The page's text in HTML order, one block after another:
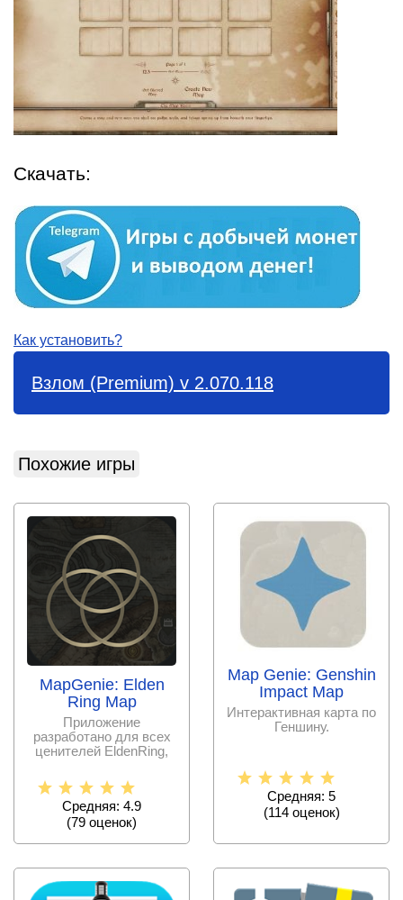
Скачать:
Как установить?
Взлом (Premium) v 2.070.118
Похожие игры
MapGenie: Elden
Ring Map
Приложение
разработано для всех
ценителей EldenRing,
себе
Средняя: 4.9
(79 оценок)
Map Genie: Genshin
Impact Map
Интерактивная карта по
Геншину.
Средняя: 5
(114оценок)